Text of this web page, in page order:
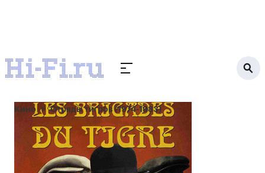
Кино Отряды тигров (1974-1983)